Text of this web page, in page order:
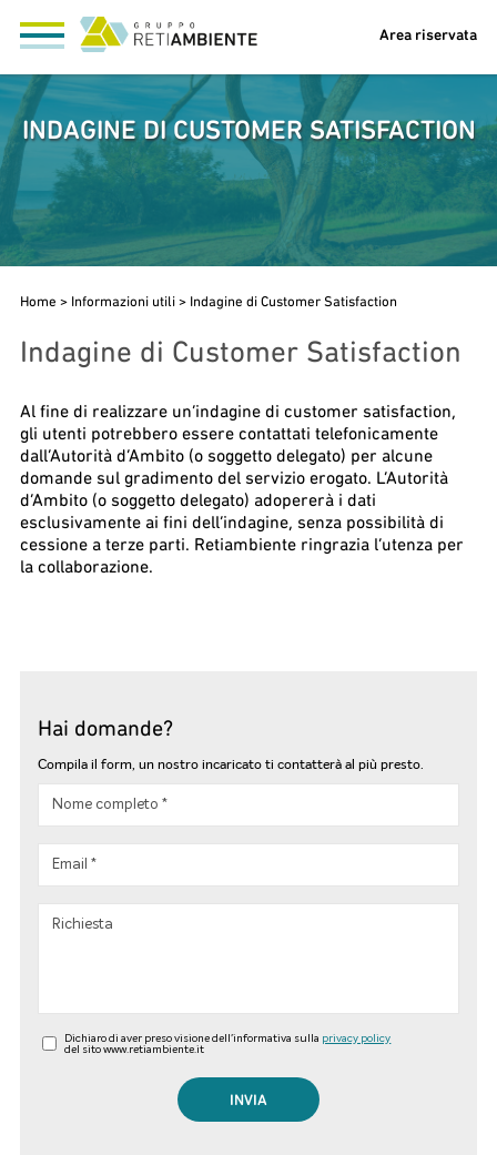
Area riservata
INDAGINE DI CUSTOMER SATISFACTION
Home > Informazioni utili> Indagine di Customer Satisfaction
Indagine di Customer Satisfaction
Al fine di realizzare un’indagine di customer satisfaction,
gli utenti potrebbero essere contattati telefonicamente
dall’Autorità d’Ambito (o soggetto delegato) per alcune
domande sul gradimento del servizio erogato. L’Autorità
d’Ambito (o soggetto delegato) adopererà i dati
esclusivamente ai fini dell’indagine, senza possibilità di
cessione a terze parti. Retiambiente ringrazia l’utenza per
la collaborazione.
Hai domande?
Compila il form, un nostro incaricato ti contatterà al più presto.
Dichiaro di aver preso visione dell'informativa sulla privacy policy
del sito www.retiambiente.it